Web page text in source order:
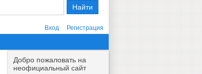
Вход Регистрация
Добро пожаловать на
неофициальный сайт